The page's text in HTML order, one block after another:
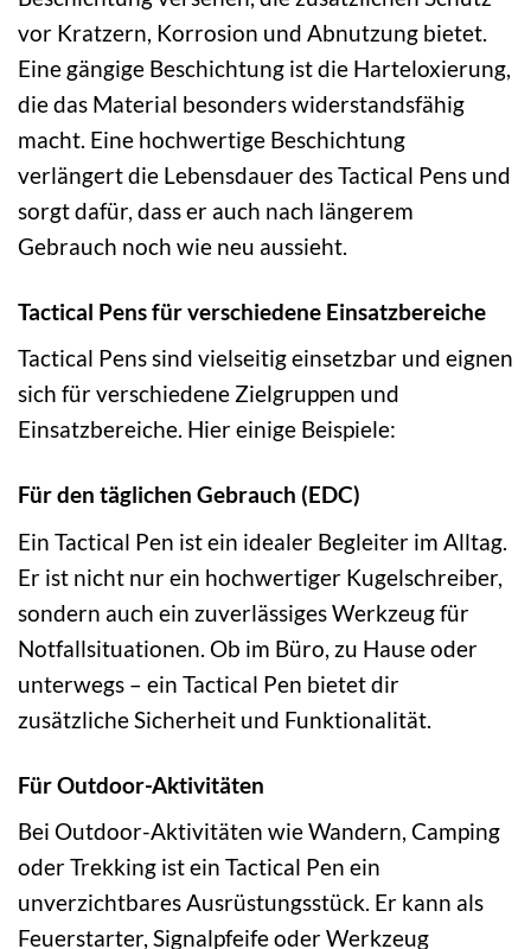
vor Kratzern, Korrosion und Abnutzung bietet.
Eine gängige Beschichtung ist die Harteloxierung,
die das Material besonders widerstandsfähig
macht. Eine hochwertige Beschichtung
verlängert die Lebensdauer des Tactical Pens und
sorgt dafür, dass er auch nach längerem
Gebrauch noch wie neu aussieht.
Tactical Pens für verschiedene Einsatzbereiche
Tactical Pens sind vielseitig einsetzbar und eignen
sich für verschiedene Zielgruppen und
Einsatzbereiche. Hier einige Beispiele:
Für den täglichen Gebrauch (EDC)
Ein Tactical Pen ist ein idealer Begleiter im Alltag.
Er ist nicht nur ein hochwertiger Kugelschreiber,
sondern auch ein zuverlässiges Werkzeug für
Notfallsituationen. Ob im Büro, zu Hause oder
unterwegs – ein Tactical Pen bietet dir
zusätzliche Sicherheit und Funktionalität.
Für Outdoor-Aktivitäten
Bei Outdoor-Aktivitäten wie Wandern, Camping
oder Trekking ist ein Tactical Pen ein
unverzichtbares Ausrüstungsstück. Er kann als
Feuerstarter, Signalpfeife oder Werkzeug